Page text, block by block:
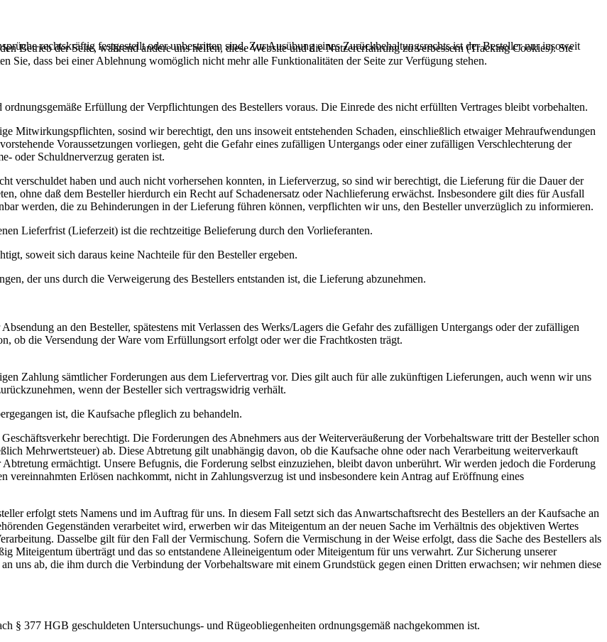
rechtskräftig festgestellt oder unbestritten sind. Zur Ausübung eines Zurückbehaltungsrechts ist der Besteller nur insoweit
Erfüllung der Verpflichtungen des Bestellers voraus. Die Einrede des nicht erfüllten Vertrages bleibt vorbehalten.
Mitwirkungspflichten, sosind wir berechtigt, den uns insoweit entstehenden Schaden, einschließlich etwaiger Mehraufwendungen
Voraussetzungen vorliegen, geht die Gefahr eines zufälligen Untergangs oder einer zufälligen Verschlechterung der
oder Schuldnerverzug geraten ist.
verschuldet haben und auch nicht vorhersehen konnten, in Lieferverzug, so sind wir berechtigt, die Lieferung für die Dauer der
ohne daß dem Besteller hierdurch ein Recht auf Schadenersatz oder Nachlieferung erwächst. Insbesondere gilt dies für Ausfall
werden, die zu Behinderungen in der Lieferung führen können, verpflichten wir uns, den Besteller unverzüglich zu informieren.
Lieferfrist (Lieferzeit) ist die rechtzeitige Belieferung durch den Vorlieferanten.
soweit sich daraus keine Nachteile für den Besteller ergeben.
der uns durch die Verweigerung des Bestellers entstanden ist, die Lieferung abzunehmen.
an den Besteller, spätestens mit Verlassen des Werks/Lagers die Gefahr des zufälligen Untergangs oder der zufälligen
ob die Versendung der Ware vom Erfüllungsort erfolgt oder wer die Frachtkosten trägt.
Zahlung sämtlicher Forderungen aus dem Liefervertrag vor. Dies gilt auch für alle zukünftigen Lieferungen, auch wenn wir uns
wenn der Besteller sich vertragswidrig verhält.
ist, die Kaufsache pfleglich zu behandeln.
berechtigt. Die Forderungen des Abnehmers aus der Weiterveräußerung der Vorbehaltsware tritt der Besteller schon
Mehrwertsteuer) ab. Diese Abtretung gilt unabhängig davon, ob die Kaufsache ohne oder nach Verarbeitung weiterverkauft
ermächtigt. Unsere Befugnis, die Forderung selbst einzuziehen, bleibt davon unberührt. Wir werden jedoch die Forderung
vereinnahmten Erlösen nachkommt, nicht in Zahlungsverzug ist und insbesondere kein Antrag auf Eröffnung eines
erfolgt stets Namens und im Auftrag für uns. In diesem Fall setzt sich das Anwartschaftsrecht des Bestellers an der Kaufsache an
Gegenständen verarbeitet wird, erwerben wir das Miteigentum an der neuen Sache im Verhältnis des objektiven Wertes
Dasselbe gilt für den Fall der Vermischung. Sofern die Vermischung in der Weise erfolgt, dass die Sache des Bestellers als
Miteigentum überträgt und das so entstandene Alleineigentum oder Miteigentum für uns verwahrt. Zur Sicherung unserer
uns ab, die ihm durch die Verbindung der Vorbehaltsware mit einem Grundstück gegen einen Dritten erwachsen; wir nehmen diese
§ 377 HGB geschuldeten Untersuchungs- und Rügeobliegenheiten ordnungsgemäß nachgekommen ist.
Betrieb der Seite, während andere uns helfen, diese Website und die Nutzererfahrung zu verbessern (Tracking Cookies). Sie
Sie, dass bei einer Ablehnung womöglich nicht mehr alle Funktionalitäten der Seite zur Verfügung stehen.